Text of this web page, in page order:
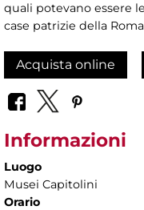
quali potevano essere
case patrizie della
Acquista online
Informazioni
Luogo
Musei Capitolini
Orario